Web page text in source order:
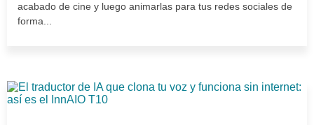
acabado de cine y luego animarlas para tus redes sociales de
forma...